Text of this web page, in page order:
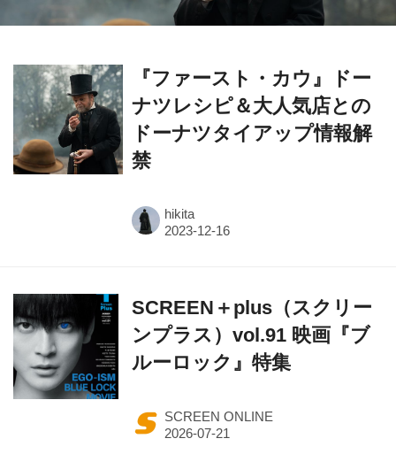
『ファースト・カウ』ドー
ナツレシピ＆大人気店との
ドーナツタイアップ情報解
禁
hikita
SCREEN＋plus（スクリー
ンプラス）vol.91 映画『ブ
ルーロック』特集
SCREEN ONLINE